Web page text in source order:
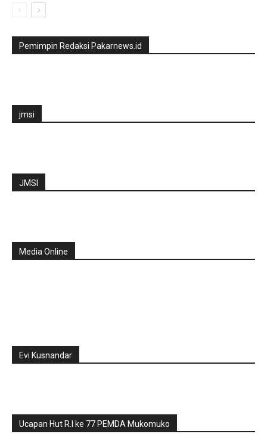
Pemimpin Redaksi Pakarnews.id
jmsi
JMSI
Media Online
Evi Kusnandar
Ucapan Hut R.I ke 77 PEMDA Mukomuko